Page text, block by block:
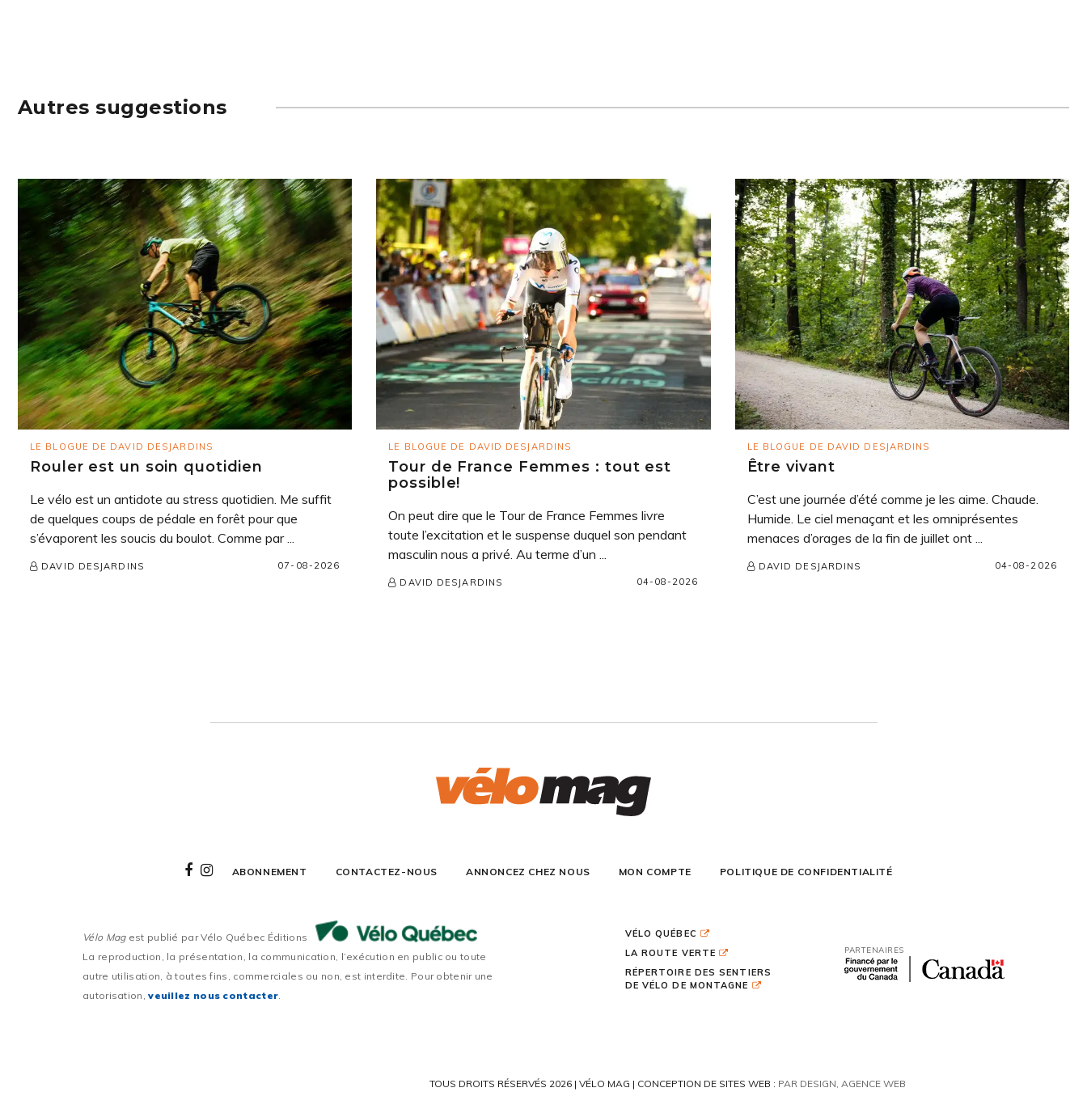
Autres suggestions
LE BLOGUE DE DAVID DESJARDINS
Rouler est un soin quotidien
Le vélo est un antidote au stress quotidien. Me suffit
de quelques coups de pédale en forêt pour que
s’évaporent les soucis du boulot. Comme par ...
DAVID DESJARDINS 07-08-2026
LE BLOGUE DE DAVID DESJARDINS
Tour de France Femmes : tout est
possible!
On peut dire que le Tour de France Femmes livre
toute l’excitation et le suspense duquel son pendant
masculin nous a privé. Au terme d’un ...
DAVID DESJARDINS 04-08-2026
LE BLOGUE DE DAVID DESJARDINS
Être vivant
C’est une journée d’été comme je les aime. Chaude.
Humide. Le ciel menaçant et les omniprésentes
menaces d’orages de la fin de juillet ont ...
DAVID DESJARDINS 04-08-2026
ABONNEMENT CONTACTEZ-NOUS ANNONCEZ CHEZ NOUS MON COMPTE POLITIQUE DE CONFIDENTIALITÉ
Vélo Magest publié par Vélo Québec Éditions
La reproduction, la présentation, la communication, l’exécution en public ou toute
autre utilisation, à toutes fins, commerciales ou non, est interdite. Pour obtenir une
autorisation,veuillez nous contacter
VÉLO QUÉBEC
LA ROUTE VERTE
RÉPERTOIRE DES SENTIERS
DE VÉLO DE MONTAGNE
PARTENAIRES
TOUS DROITS RÉSERVÉS 2026 | VÉLO MAG | CONCEPTION DE SITES WEB : PAR DESIGN, AGENCE WEB